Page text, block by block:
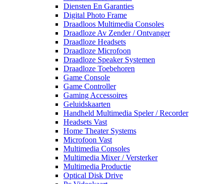
Diensten En Garanties
Digital Photo Frame
Draadloos Multimedia Consoles
Draadloze Av Zender / Ontvanger
Draadloze Headsets
Draadloze Microfoon
Draadloze Speaker Systemen
Draadloze Toebehoren
Game Console
Game Controller
Gaming Accessoires
Geluidskaarten
Handheld Multimedia Speler / Recorder
Headsets Vast
Home Theater Systems
Microfoon Vast
Multimedia Consoles
Multimedia Mixer / Versterker
Multimedia Productie
Optical Disk Drive